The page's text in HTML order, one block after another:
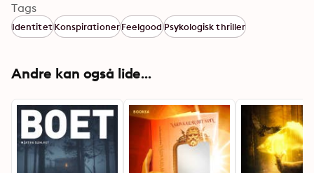
Tags
IdentitetKonspirationerFeelgoodPsykologisk thriller
Andre kan også lide...